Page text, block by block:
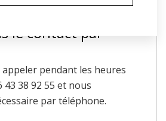
le contact par
pendant les heures
38 92 55 et nous
par téléphone.